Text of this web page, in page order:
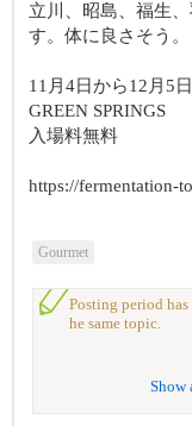
立川、昭島、福生
す。体に良さそう。
11月4日から12月5
GREEN SPRINGS
入場料無料
https://fermentation-
Gourmet
Posting period
he same topic.
Show